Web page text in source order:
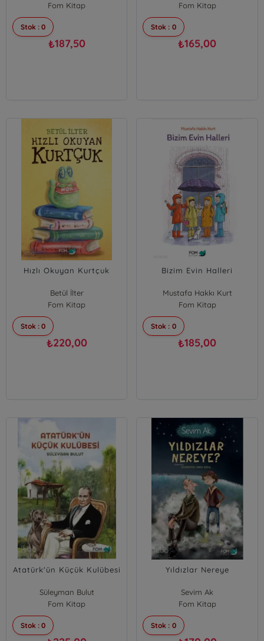
Fom Kitap
Stok : 0
₺187,50
Fom Kitap
Stok : 0
₺165,00
Hızlı Okuyan Kurtçuk
Betül İlter
Fom Kitap
Stok : 0
₺220,00
Bizim Evin Halleri
Mustafa Hakkı Kurt
Fom Kitap
Stok : 0
₺185,00
Atatürk'ün Küçük Kulübesi
Süleyman Bulut
Fom Kitap
Stok : 0
Yıldızlar Nereye
Sevim Ak
Fom Kitap
Stok : 0